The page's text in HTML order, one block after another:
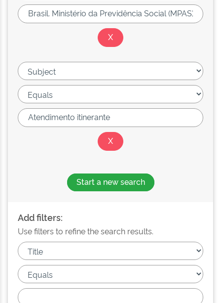
Start a new search
Add filters:
Use filters to refine the search results.